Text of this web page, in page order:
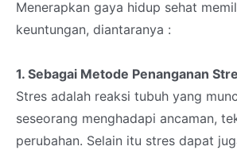
Menerapkan gaya hidup sehat
keuntungan, diantaranya :
1. Sebagai Metode Penanganan
Stres adalah reaksi tubuh yang
seseorang menghadapi ancaman,
perubahan. Selain itu stres dapat